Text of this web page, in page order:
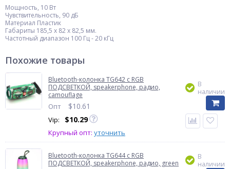
Мощность, 10 Вт
Чувствительность, 90 дБ
Материал Пластик
Габариты 185,5 х 82 х 82,5 мм.
Частотный диапазон 100 Гц - 20 кГц
Похожие товары
Bluetooth-колонка TG642 с RGB
ПОДСВЕТКОЙ, speakerphone, радио,
camouflage
Опт $10.61
Vip: $10.29
Крупный опт: уточнить
В
наличии
Bluetooth-колонка TG644 с RGB
ПОДСВЕТКОЙ, speakerphone, радио, green
В
наличии